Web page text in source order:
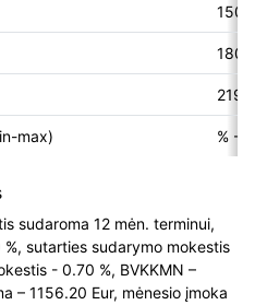
180
max) % - %
sudaroma 12 mėn. terminui,
sutarties sudarymo mokestis
- 0.70 %, BVKKMN –
– 1156.20 Eur, mėnesio įmoka